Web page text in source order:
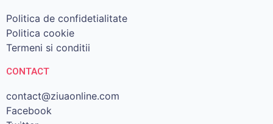
Politica de confidetialitate
Politica cookie
Termeni si conditii
CONTACT
contact@ziuaonline.com
Facebook